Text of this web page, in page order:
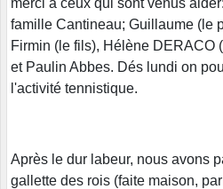
famille Cantineau; Guillaume (le
Firmin (le fils), Hélène DERACO
et Paulin Abbes. Dés lundi on
l'activité tennistique.
Après le dur labeur, nous avons
gallette des rois (faite maison,